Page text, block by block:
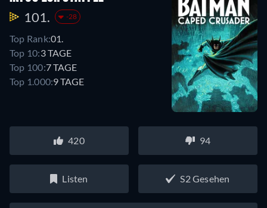
101. -28
Top Rank:01.
Top 10:3 TAGE
Top 100:7 TAGE
Top 1.000:9 TAGE
420 94
Listen S2 Gesehen